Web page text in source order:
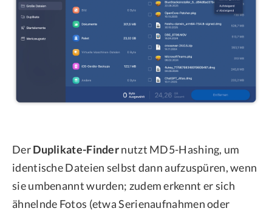
DerDuplikate-Findernutzt MD5-Hashing, um
identische Dateien selbst dann aufzuspüren, wenn
sie umbenannt wurden; zudem erkennt er sich
ähnelnde Fotos (etwa Serienaufnahmen oder